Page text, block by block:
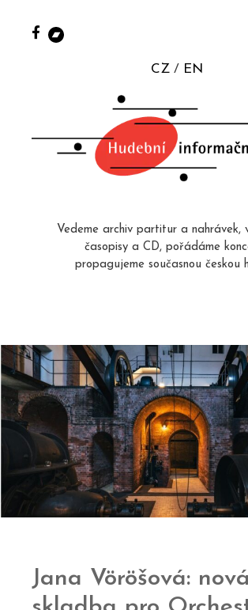
CZ EN
Vedeme archiv partitur a nahrávek,
časopisy a CD, pořádáme
propagujeme současnou českou
Jana Vöröšová: nová